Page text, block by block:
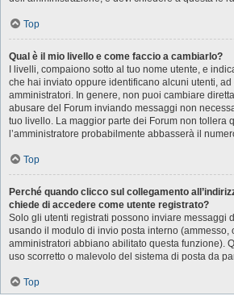
Top
Qual è il mio livello e come faccio a cambiarlo?
I livelli, compaiono sotto al tuo nome utente, e
che hai inviato oppure identificano alcuni utenti,
amministratori. In genere, non puoi cambiare
abusare del Forum inviando messaggi non
tuo livello. La maggior parte dei Forum non tollera
l’amministratore probabilmente abbasserà il
Top
Perché quando clicco sul collegamento
chiede di accedere come utente registrato?
Solo gli utenti registrati possono inviare messaggi
usando il modulo di invio posta interno (ammesso,
amministratori abbiano abilitato questa funzione).
uso scorretto o malevolo del sistema di posta da
Top